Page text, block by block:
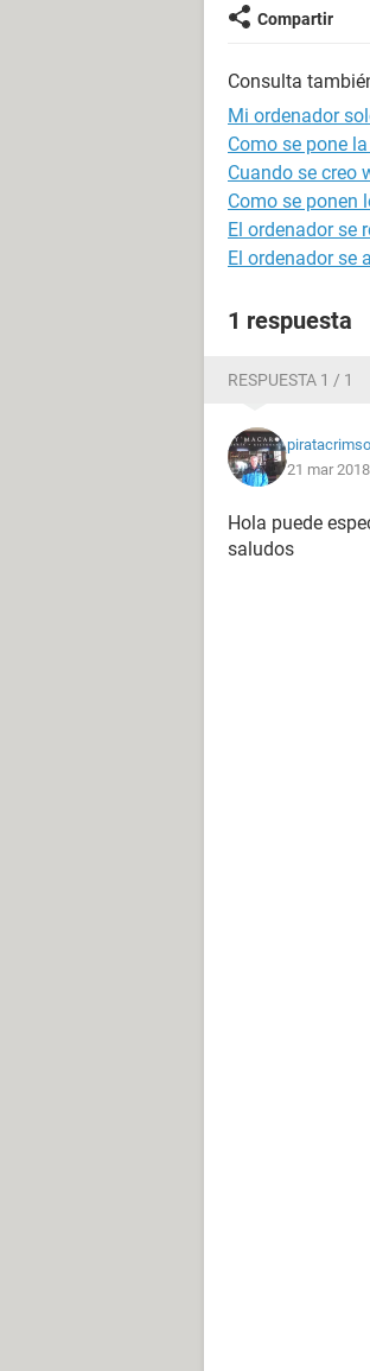
Compartir
Consulta
Mi ordenador
Como se pone
Cuando se creo
Como se ponen
El ordenador se
El ordenador se
1 respuesta
RESPUESTA 1 / 1
21 mar
Hola puede
saludos